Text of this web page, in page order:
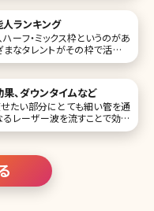
ランキング
ーフ・ミックス枠というのがあ
なタレントがその枠で活躍し
に外国のミドルネームやファー
、ダウンタイムなど
たい部分にとても細い管を通
レーザー波を流すことで効率
す。 私たちの体の中